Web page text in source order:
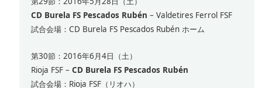
CD Burela FS Pescados Rubén – Valdetires Ferrol FSF
試合会場：CD Burela FS Pescados Rubén ホーム
第30節：2016年6月4日（土）
Rioja FSF –CD Burela FS Pescados Rubén
試合会場：Rioja FSF（リオハ）